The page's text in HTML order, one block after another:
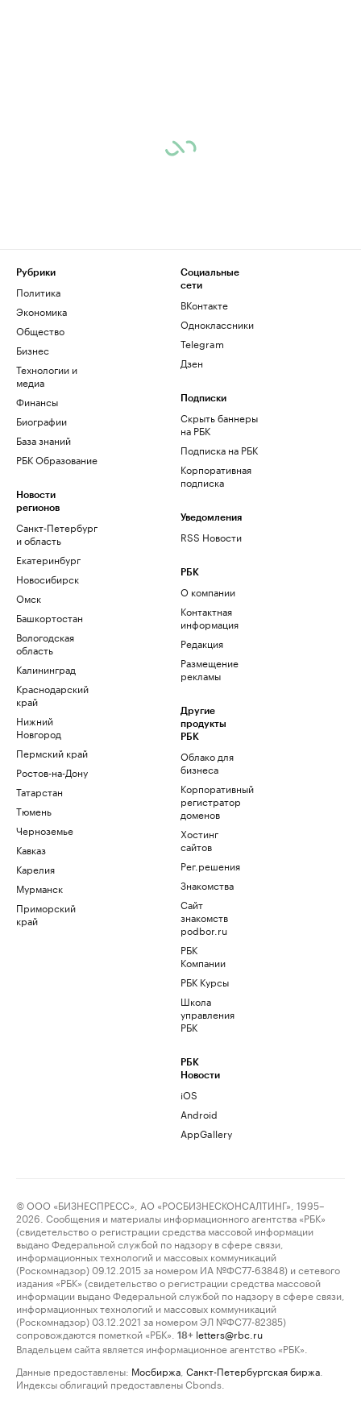
Рубрики
Политика
Экономика
Общество
Бизнес
Технологии и
медиа
Финансы
Биографии
База знаний
РБК Образование
Новости
регионов
Санкт-Петербург
и область
Екатеринбург
Новосибирск
Омск
Башкортостан
Вологодская
область
Калининград
Краснодарский
край
Нижний
Новгород
Пермский край
Ростов-на-Дону
Татарстан
Тюмень
Черноземье
Кавказ
Карелия
Мурманск
Приморский
край
Социальные
сети
ВКонтакте
Одноклассники
Telegram
Дзен
Подписки
Скрыть баннеры
на РБК
Подписка на РБК
Корпоративная
подписка
Уведомления
RSS Новости
РБК
О компании
Контактная
информация
Редакция
Размещение
рекламы
Другие
продукты
РБК
Облако для
бизнеса
Корпоративный
регистратор
доменов
Хостинг
сайтов
Рег.решения
Знакомства
Сайт
знакомств
podbor.ru
РБК
Компании
РБК Курсы
Школа
управления
РБК
РБК
Новости
iOS
Android
AppGallery
© ООО «БИЗНЕСПРЕСС», АО «РОСБИЗНЕСКОНСАЛТИНГ», 1995–
2026. Сообщения и материалы информационного агентства «РБК»
(свидетельство о регистрации средства массовой информации
выдано Федеральной службой по надзору в сфере связи,
информационных технологий и массовых коммуникаций
(Роскомнадзор) 09.12.2015 за номером ИА №ФС77-63848) и сетевого
издания «РБК» (свидетельство о регистрации средства массовой
информации выдано Федеральной службой по надзору в сфере связи,
информационных технологий и массовых коммуникаций
(Роскомнадзор) 03.12.2021 за номером ЭЛ №ФС77-82385)
сопровождаются пометкой «РБК».
18+ letters@rbc.ru
Владельцем сайта является информационное агентство «РБК».
Данные предоставлены: Мосбиржа Санкт-Петербургская биржа
Индексы облигаций предоставлены Cbonds.